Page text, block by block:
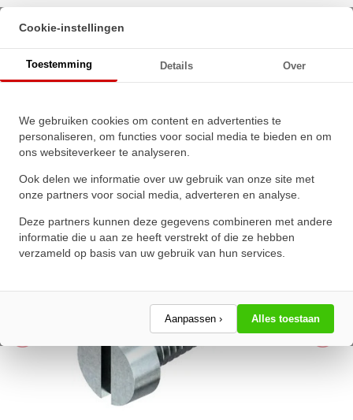
Beginpagina·
Cilinderschroef met zaaggleuf DIN 84 M6x12 Verzinkt
Cookie-instellingen
Toestemming Details Over
We gebruiken cookies om content en advertenties te
personaliseren, om functies voor social media te bieden en om
ons websiteverkeer te analyseren.
Ook delen we informatie over uw gebruik van onze site met
onze partners voor social media, adverteren en analyse.
Deze partners kunnen deze gegevens combineren met andere
informatie die u aan ze heeft verstrekt of die ze hebben
verzameld op basis van uw gebruik van hun services.
Aanpassen › Alles toestaan
Cilinderschroef met zaaggleuf
DIN 84 M6x12 Verzinkt
★★★★★
★★★★★
Schrijf een review!